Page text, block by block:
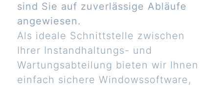
sind Sie auf zuverlässige Abläufe
angewiesen.
Als ideale Schnittstelle zwischen
Ihrer Instandhaltungs- und
Wartungsabteilung bieten wir Ihnen
einfach sichere Windowssoftware,